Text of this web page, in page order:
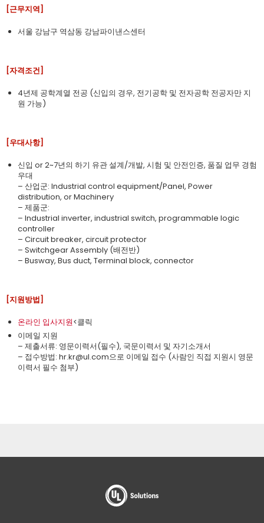
[근무지역]
서울 강남구 역삼동 강남파이낸스센터
[자격조건]
4년제 공학계열 전공 (신입의 경우, 전기공학 및 전자공학 전공자만 지
원 가능)
[우대사항]
신입 or 2~7년의 하기 유관 설계/개발, 시험 및 안전인증, 품질 업무 경험
우대
– 산업군: Industrial control equipment/Panel, Power
distribution, or Machinery
– 제품군:
– Industrial inverter, industrial switch, programmable logic
controller
– Circuit breaker, circuit protector
– Switchgear Assembly (배전반)
– Busway, Bus duct, Terminal block, connector
[지원방법]
온라인 입사지원<클릭
이메일 지원
– 제출서류: 영문이력서(필수), 국문이력서 및 자기소개서
– 접수방법: ​hr.kr@ul.com으로 이메일 접수 (사람인 직접 지원시 영문
이력서 필수 첨부)